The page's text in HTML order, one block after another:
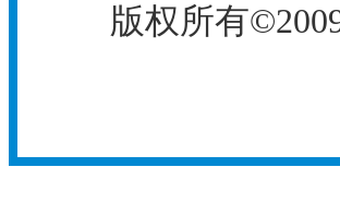
版权所有